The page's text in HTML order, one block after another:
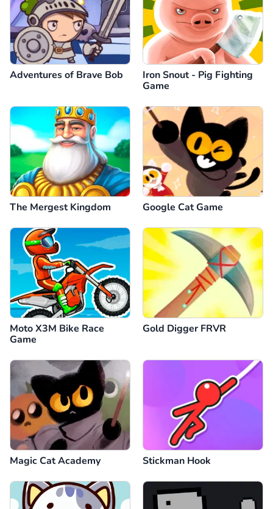
Adventures of Brave Bob
Iron Snout - Pig Fighting
Game
The Mergest Kingdom Google Cat Game
Moto X3M Bike Race
Game
Gold Digger FRVR
Magic Cat Academy Stickman Hook